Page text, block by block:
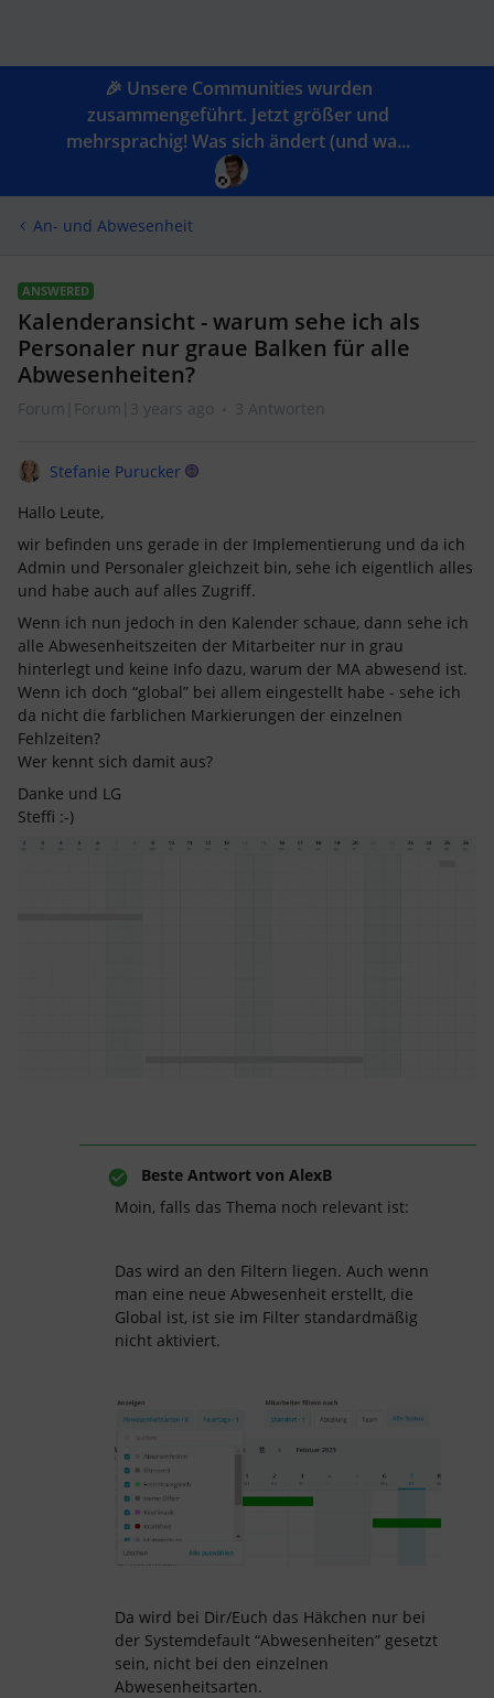
🎉 Unsere Communities wurden
zusammengeführt. Jetzt größer und
mehrsprachig! Was sich ändert (und wa...
An- und Abwesenheit
ANSWERED
Kalenderansicht - warum sehe ich als
Personaler nur graue Balken für alle
Abwesenheiten?
Forum|Forum|3 years ago 3 Antworten
Stefanie Purucker
Hallo Leute,
wir befinden uns gerade in der Implementierung und da ich
Admin und Personaler gleichzeit bin, sehe ich eigentlich alles
und habe auch auf alles Zugriff.
Wenn ich nun jedoch in den Kalender schaue, dann sehe ich
alle Abwesenheitszeiten der Mitarbeiter nur in grau
hinterlegt und keine Info dazu, warum der MA abwesend ist.
Wenn ich doch “global” bei allem eingestellt habe - sehe ich
da nicht die farblichen Markierungen der einzelnen
Fehlzeiten?
Wer kennt sich damit aus?
Danke und LG
Steffi :-)
Beste Antwort von AlexB
Moin, falls das Thema noch relevant ist:
Das wird an den Filtern liegen. Auch wenn
man eine neue Abwesenheit erstellt, die
Global ist, ist sie im Filter standardmäßig
nicht aktiviert.
Da wird bei Dir/Euch das Häkchen nur bei
der Systemdefault “Abwesenheiten” gesetzt
sein, nicht bei den einzelnen
Abwesenheitsarten.